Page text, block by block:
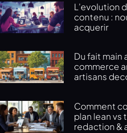
L’evolution
contenu :
acquerir
Du fait main
commerce
artisans
Comment
plan lean vs
redaction &